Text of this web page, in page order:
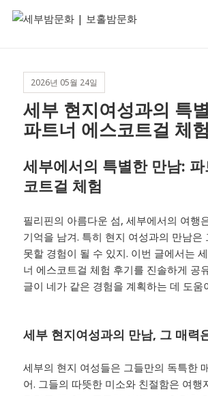
밤
문
화
보
홀
밤
문
화
2026년 05월 24일
세부 현지여성과의 특
파트너 에스코트걸 체
세부에서의 특별한 만남:
코트걸 체험
필리핀의 아름다운 섬, 세부에서의 여행
기억을 남겨. 특히 현지 여성과의 만남은
못할 경험이 될 수 있지. 이번 글에서는
너 에스코트걸 체험 후기를 진솔하게 공
글이 네가 같은 경험을 계획하는 데 도움
세부 현지여성과의 만남, 그 매력
세부의 현지 여성들은 그들만의 독특한
어. 그들의 따뜻한 미소와 친절함은 여행